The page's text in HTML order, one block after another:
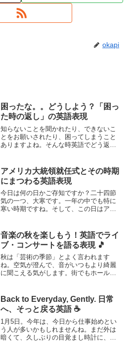
okapi
困ったな。。どうしよう？「困っ
た時の返し」の英語表現
知らないことを聞かれたり、できないこ
とをお願いされたり、困ってしまうこと
ありますよね。そんな時英語でどう返す
say.「なんと言えばいいかわからな...
アメリカ大統領就任式とその時期
にまつわる英語表現
今日は何の日かご存知ですか？二十四節
気の一つ、大寒です。一年の中でも特に
寒い時期ですね。そして、この日はアメ
割り切れる年の翌年だけです。2025年は
その条件に該当しま...
音楽の秋を楽しもう！英語でライ
ブ・コンサートを語る表現 🎵
秋は「芸術の季節」とよく言われます
ね。空気が澄んで、音がいつもより綺麗
に聞こえる気がします。街でもホールで
いの日には、屋外で音楽を聴くのも素敵
ですね。今日はそんな「音楽...
Back to Everyday, Gently. 日常
へ、そっと戻る英語 ☕️
1月5日。今年は、今日から仕事始めとい
う人が多いかもしれませんね。まだ外は
暗くて、久しぶりの目覚まし時計に、少